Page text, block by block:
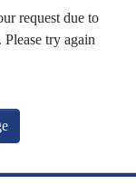
request due to
try again